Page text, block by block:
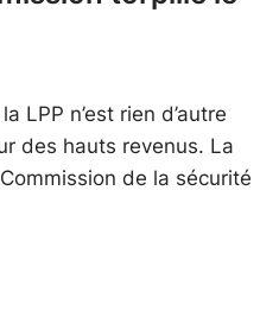
LPP n’est rien d’autre
des hauts revenus. La
de la sécurité